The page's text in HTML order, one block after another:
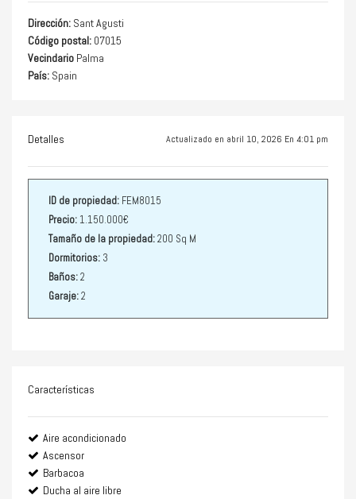
Dirección: Sant Agusti
Código postal: 07015
Vecindario Palma
País: Spain
Detalles Actualizado en abril 10, 2026 En 4:01 pm
ID de propiedad: FEM8015
Precio: 1.150.000€
Tamaño de la propiedad:200 Sq M
Dormitorios: 3
Baños:2
Garaje:2
Características
Aire acondicionado
Ascensor
Barbacoa
Ducha al aire libre